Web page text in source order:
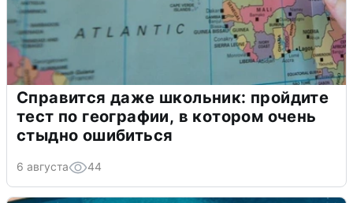
Справится даже школьник: пройдите
тест по географии, в котором очень
стыдно ошибиться
6 августа 44